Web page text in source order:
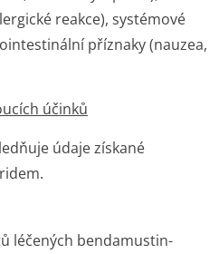
reakce), systémové
příznaky (nauzea,
účinků
údaje získané
léčených bendamustin-